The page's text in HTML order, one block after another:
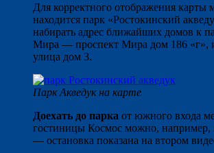
Для корректного отображения карты
находится парк «Ростокинский
набирать адрес ближайших домов к
Мира — проспект Мира дом 186 «г»,
улица дом 3.
Парк Акведук на карте
Доехать до парка от южного входа
гостиницы Космос можно, например,
— остановка показана на втором